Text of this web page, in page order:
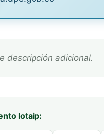
descripción adicional.
lotaip: